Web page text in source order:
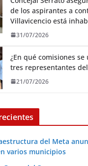
de los aspirantes a
Villavicencio está
31/07/2026
¿En qué comisiones
tres representantes
21/07/2026
del Meta
varios municipios